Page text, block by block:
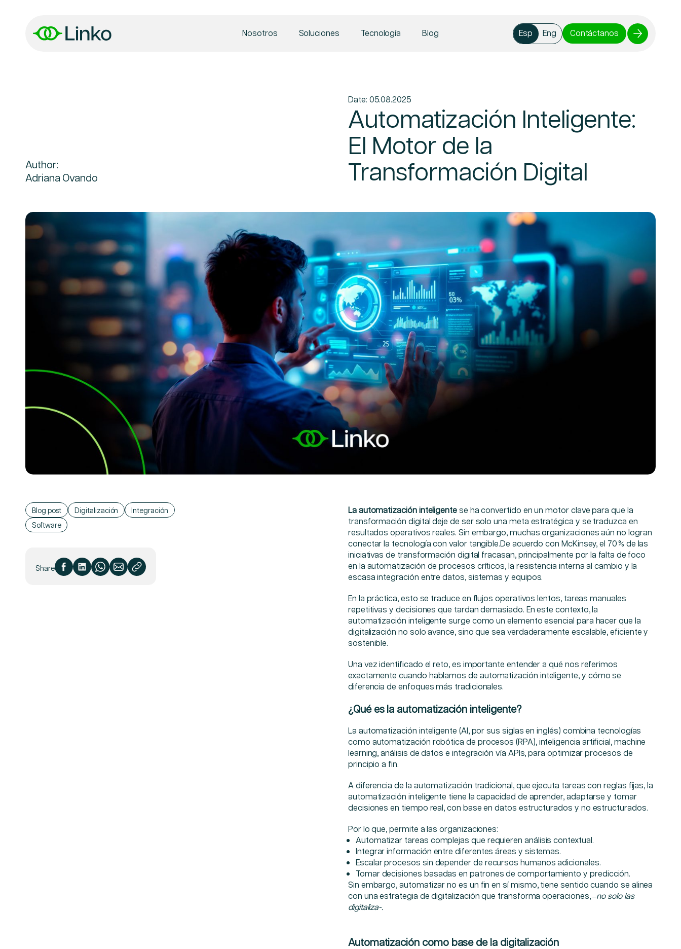
Nosotros Soluciones Tecnología Blog Esp Eng Contáctanos
Author:
Adriana Ovando
Date: 05.08.2025
Automatización Inteligente:
El Motor de la
Transformación Digital
Blog post Digitalización
Integración
Software
Share
La automatización inteligentese ha convertido en un motor clave para que la
transformación digital deje de ser solo una meta estratégica y se traduzca en
resultados operativos reales. Sin embargo, muchas organizaciones aún no logran
conectar la tecnología con valor tangible.De acuerdo con McKinsey, el 70 % de las
iniciativas de transformación digital fracasan, principalmente por la falta de foco
en la automatización de procesos críticos, la resistencia interna al cambio y la
escasa integración entre datos, sistemas y equipos.
En la práctica, esto se traduce en flujos operativos lentos, tareas manuales
repetitivas y decisiones que tardan demasiado. En este contexto, la
automatización inteligente surge como un elemento esencial para hacer que la
digitalización no solo avance, sino que sea verdaderamente escalable, eficiente y
sostenible.
Una vez identificado el reto, es importante entender a qué nos referimos
exactamente cuando hablamos de automatización inteligente, y cómo se
diferencia de enfoques más tradicionales.
¿Qué es la automatización inteligente?
La automatización inteligente (AI, por sus siglas en inglés) combina tecnologías
como automatización robótica de procesos (RPA), inteligencia artificial, machine
learning, análisis de datos e integración vía APIs, para optimizar procesos de
principio a fin.
A diferencia de la automatización tradicional, que ejecuta tareas con reglas fijas, la
automatización inteligente tiene la capacidad de aprender, adaptarse y tomar
decisiones en tiempo real, con base en datos estructurados y no estructurados.
Por lo que, permite a las organizaciones:
Automatizar tareas complejas que requieren análisis contextual.
Integrar información entre diferentes áreas y sistemas.
Escalar procesos sin depender de recursos humanos adicionales.
Tomar decisiones basadas en patrones de comportamiento y predicción.
Sin embargo, automatizar no es un fin en sí mismo, tiene sentido cuando se alinea
con una estrategia de digitalización que transforma operaciones, –no solo las
digitaliza-.
Automatización como base de la digitalización